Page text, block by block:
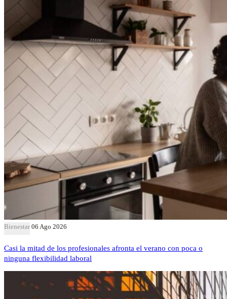
Bienestar 06 Ago 2026
Casi la mitad de los profesionales afronta el verano con poca o
ninguna flexibilidad laboral